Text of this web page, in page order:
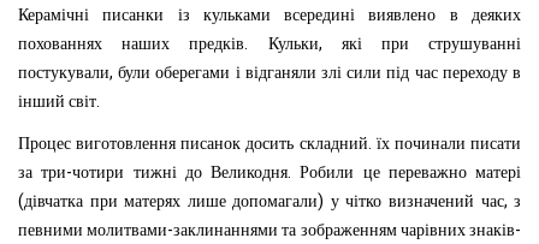
Керамічні писанки із кульками всередині виявлено в
деяких
похованнях
наших предків. Кульки, які при
струшуванні
постукували,були оберегами і відганяли злі сили під час переходу в
інший світ.
Процес виготовлення писанок досить складний. їх починали писати
за три-чотири тижні до Великодня.Робили це переважно матері
(дівчатка при матерях лише допомагали) у чітко визначений час,з
певними молитвами-заклинаннями та зображенням чарівних знаків-